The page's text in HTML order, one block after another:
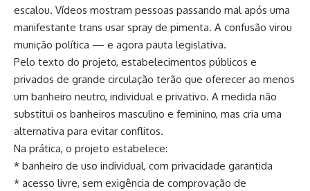
escalou. Vídeos mostram pessoas passando mal após uma
manifestante trans usar spray de pimenta. A confusão virou
munição política — e agora pauta legislativa.
Pelo texto do projeto, estabelecimentos públicos e
privados de grande circulação terão que oferecer ao menos
um banheiro neutro, individual e privativo. A medida não
substitui os banheiros masculino e feminino, mas cria uma
alternativa para evitar conflitos.
Na prática, o projeto estabelece:
* banheiro de uso individual, com privacidade garantida
* acesso livre, sem exigência de comprovação de